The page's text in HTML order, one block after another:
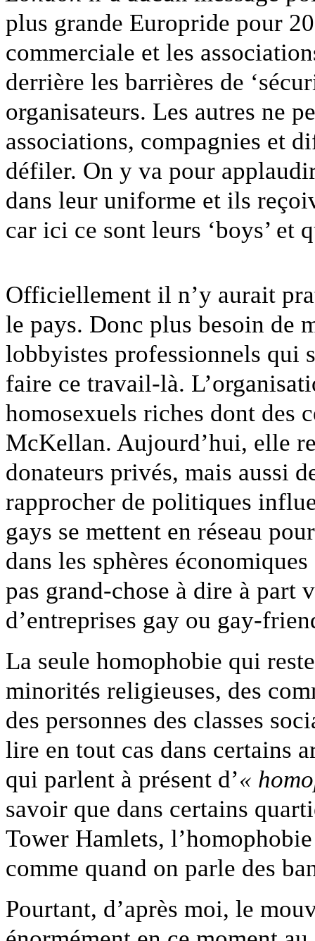
plus grande Europride pour
commerciale et les
derrière les barrières de
organisateurs. Les autres ne
associations, compagnies et
défiler. On y va pour
dans leur uniforme et ils
car ici ce sont leurs ‘boys’ et
Officiellement il n’y aurait
le pays. Donc plus besoin de
lobbyistes professionnels qui
faire ce travail-là.
homosexuels riches dont des
McKellan. Aujourd’hui, elle
donateurs privés, mais aussi
rapprocher de politiques
gays se mettent en réseau
dans les sphères
pas grand-chose à dire à part
d’entreprises gay ou gay-
La seule homophobie qui
minorités religieuses, des
des personnes des classes
lire en tout cas dans certains
qui parlent à présent d’«
savoir que dans certains
Tower Hamlets,
comme quand on parle des
Pourtant, d’après moi, le